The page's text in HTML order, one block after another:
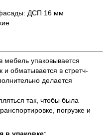
ДСП 16 мм
мебель упаковывается
и обматывается в стретч-
делается
так, чтобы была
погрузке и